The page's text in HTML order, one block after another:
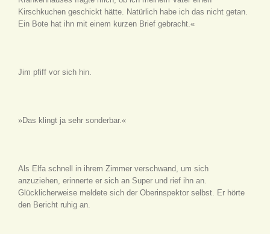
Kirschkuchen geschickt hätte. Natürlich habe ich das nicht getan.
Ein Bote hat ihn mit einem kurzen Brief gebracht.«
Jim pfiff vor sich hin.
»Das klingt ja sehr sonderbar.«
Als Elfa schnell in ihrem Zimmer verschwand, um sich
anzuziehen, erinnerte er sich an Super und rief ihn an.
Glücklicherweise meldete sich der Oberinspektor selbst. Er hörte
den Bericht ruhig an.